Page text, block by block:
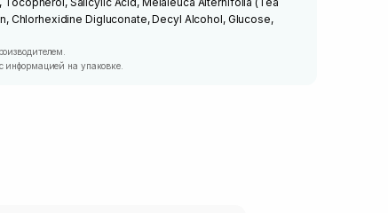
Chlorhexidine Digluconate, Decyl Alcohol, Glucose,
информацией на упаковке.